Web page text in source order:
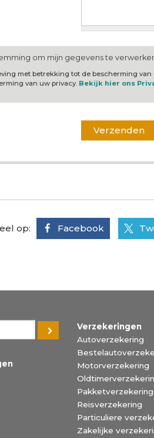
om mijn gegevens te
met betrekking tot de bescherming
van uw privacy. Bekijk hier ons
op: Facebook
Verzekeringen
Autoverzekering
Motorverzekering
Reisverzekering
Particuliere
Zakelijke